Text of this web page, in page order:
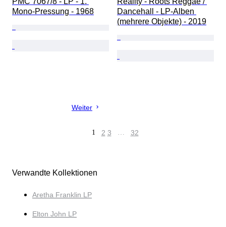
Mono-Pressung - 1968
Dancehall - LP-Alben
(mehrere Objekte) - 2019
Weiter
1 2 3 … 32
Verwandte Kollektionen
Aretha Franklin LP
Elton John LP